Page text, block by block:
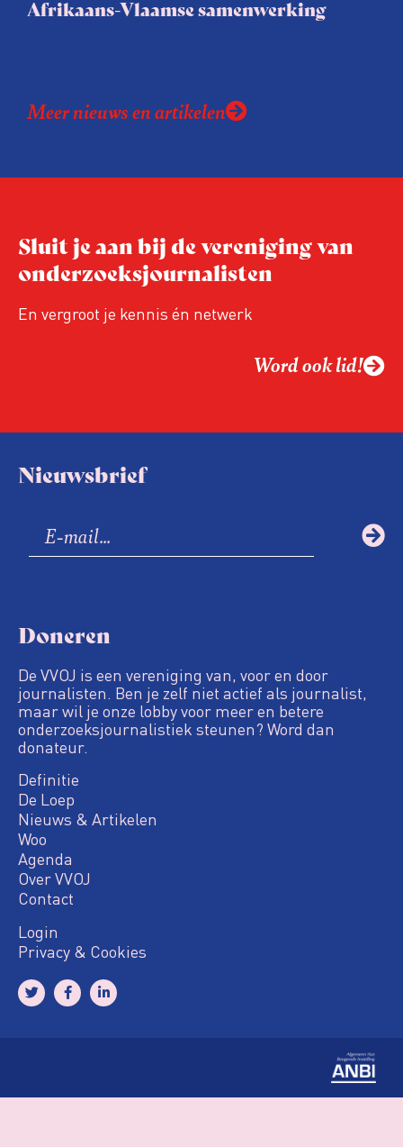
belangenbehartigers!
Afrikaans-Vlaamse samenwerking
Meer nieuws en artikelen
Sluit je aan bij de vereniging van
onderzoeksjournalisten
En vergroot je kennis én netwerk
Word ook lid!
Nieuwsbrief
Doneren
De VVOJ is een vereniging van, voor en door
journalisten. Ben je zelf niet actief als journalist,
maar wil je onze lobby voor meer en betere
onderzoeksjournalistiek steunen? Word dan
donateur.
Definitie
De Loep
Nieuws & Artikelen
Woo
Agenda
Over VVOJ
Contact
Login
Privacy & Cookies